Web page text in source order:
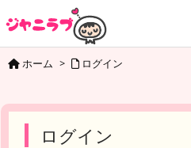
ホーム > ログイン
ログイン